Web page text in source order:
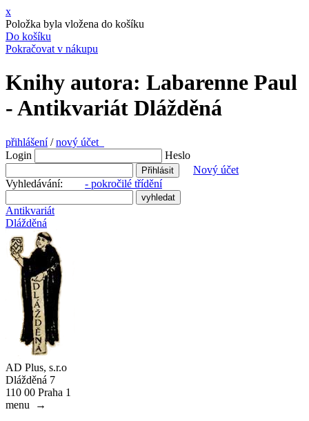
x
Položka byla vložena do košíku
Do košíku
Pokračovat v nákupu
Knihy autora: Labarenne Paul
- Antikvariát Dlážděná
přihlášení/nový účet
Login
Heslo
Nový účet
Vyhledávání: - pokročilé třídění
Antikvariát
Dlážděná
AD Plus, s.r.o
Dlážděná 7
110 00 Praha 1
menu
→